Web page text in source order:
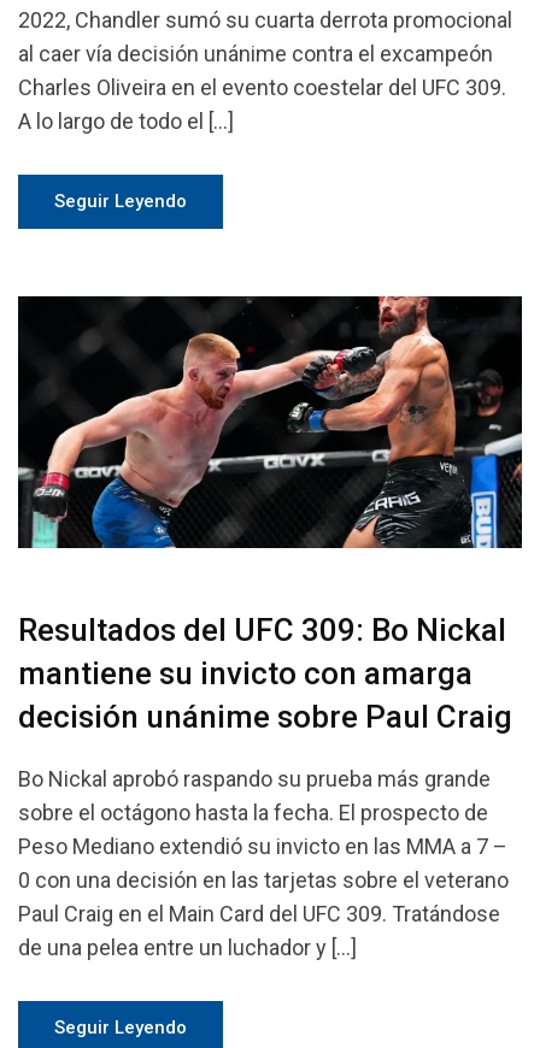
2022, Chandler sumó su cuarta derrota promocional
al caer vía decisión unánime contra el excampeón
Charles Oliveira en el evento coestelar del UFC 309.
A lo largo de todo el […]
Seguir Leyendo
Resultados del UFC 309: Bo Nickal
mantiene su invicto con amarga
decisión unánime sobre Paul Craig
Bo Nickal aprobó raspando su prueba más grande
sobre el octágono hasta la fecha. El prospecto de
Peso Mediano extendió su invicto en las MMA a 7 –
0 con una decisión en las tarjetas sobre el veterano
Paul Craig en el Main Card del UFC 309. Tratándose
de una pelea entre un luchador y […]
Seguir Leyendo